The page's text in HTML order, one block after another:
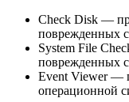
Check Disk —
поврежденных
System File
поврежденных
Event Viewer —
операционной